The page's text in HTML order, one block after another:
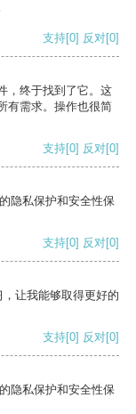
支持[0] 反对[0]
，终于找到了它。这
有需求。操作也很简
支持[0] 反对[0]
隐私保护和安全性保
支持[0] 反对[0]
让我能够取得更好的
支持[0] 反对[0]
隐私保护和安全性保